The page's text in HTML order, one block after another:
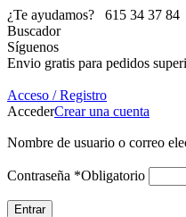
¿Te ayudamos?
615 34 37 84
Buscador
Síguenos
Envio gratis para pedidos
Acceso / Registro
AccederCrear una cuenta
Nombre de usuario o correo
Contraseña *Obligatorio
Entrar